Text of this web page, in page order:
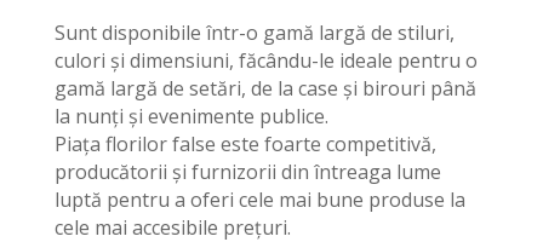
Sunt disponibile într-o gamă largă de stiluri,
culori și dimensiuni, făcându-le ideale pentru o
gamă largă de setări, de la case și birouri până
la nunți și evenimente publice.
Piața florilor false este foarte competitivă,
producătorii și furnizorii din întreaga lume
luptă pentru a oferi cele mai bune produse la
cele mai accesibile prețuri.